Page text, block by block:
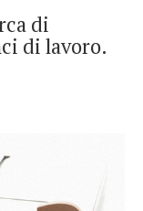
di
di lavoro.